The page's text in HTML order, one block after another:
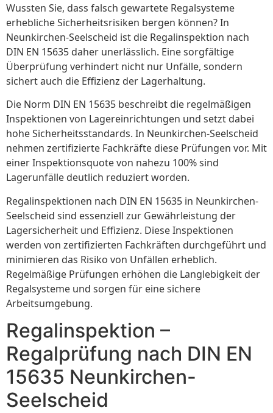
Wussten Sie, dass falsch gewartete Regalsysteme
erhebliche Sicherheitsrisiken bergen können? In
Neunkirchen-Seelscheid ist die Regalinspektion nach
DIN EN 15635 daher unerlässlich. Eine sorgfältige
Überprüfung verhindert nicht nur Unfälle, sondern
sichert auch die Effizienz der Lagerhaltung.
Die Norm DIN EN 15635 beschreibt die regelmäßigen
Inspektionen von Lagereinrichtungen und setzt dabei
hohe Sicherheitsstandards. In Neunkirchen-Seelscheid
nehmen zertifizierte Fachkräfte diese Prüfungen vor. Mit
einer Inspektionsquote von nahezu 100% sind
Lagerunfälle deutlich reduziert worden.
Regalinspektionen nach DIN EN 15635 in Neunkirchen-
Seelscheid sind essenziell zur Gewährleistung der
Lagersicherheit und Effizienz. Diese Inspektionen
werden von zertifizierten Fachkräften durchgeführt und
minimieren das Risiko von Unfällen erheblich.
Regelmäßige Prüfungen erhöhen die Langlebigkeit der
Regalsysteme und sorgen für eine sichere
Arbeitsumgebung.
Regalinspektion –
Regalprüfung nach DIN EN
15635 Neunkirchen-
Seelscheid